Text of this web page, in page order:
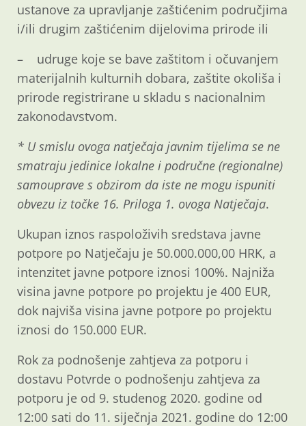
ustanove za upravljanje zaštićenim područjima
i/ili drugim zaštićenim dijelovima prirode ili
– udruge koje se bave zaštitom i očuvanjem
materijalnih kulturnih dobara, zaštite okoliša i
prirode registrirane u skladu s nacionalnim
zakonodavstvom.
* U smislu ovoga natječaja javnim tijelima se ne
smatraju jedinice lokalne i područne (regionalne)
samouprave s obzirom da iste ne mogu ispuniti
obvezu iz točke 16. Priloga 1. ovoga Natječaja.
Ukupan iznos raspoloživih sredstava javne
potpore po Natječaju je 50.000.000,00 HRK, a
intenzitet javne potpore iznosi 100%. Najniža
visina javne potpore po projektu je 400 EUR,
dok najviša visina javne potpore po projektu
iznosi do 150.000 EUR.
Rok za podnošenje zahtjeva za potporu i
dostavu Potvrde o podnošenju zahtjeva za
potporu je od 9. studenog 2020. godine od
12:00 sati do 11. siječnja 2021. godine do 12:00